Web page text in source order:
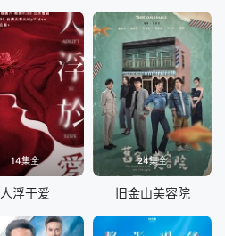
14集全
人浮于爱
24集全
旧金山美容院